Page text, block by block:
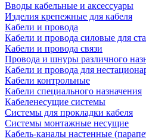
Вводы кабельные и аксессуары
Изделия крепежные для кабеля
Кабели и провода
Кабели и провода силовые для
Кабели и провода связи
Провода и шнуры различного
Кабели и провода для
Кабели контрольные
Кабели специального назначения
Кабеленесущие системы
Системы для прокладки кабеля
Системы монтажные несущие
Кабель-каналы настенные